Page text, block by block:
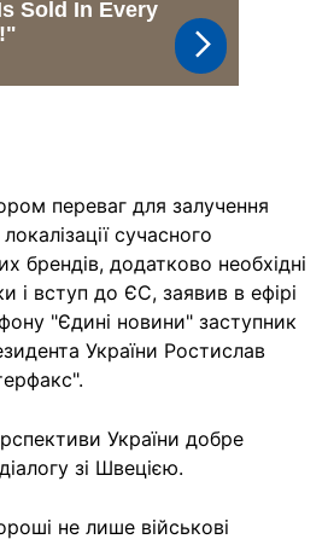
переваг для залучення
сучасного
брендів, додатково необхідні
і вступ до ЄС, заявив в ефірі
"Єдині новини" заступник
України Ростислав
України добре
зі Швецією.
не лише військові